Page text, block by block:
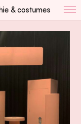
& costumes